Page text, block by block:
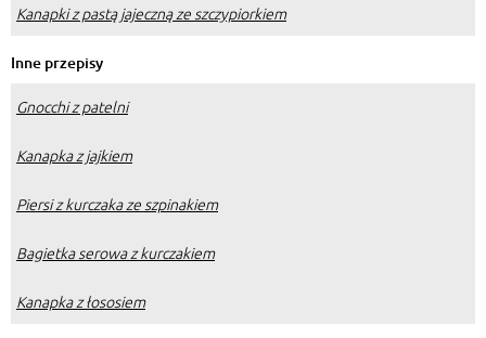
Kanapki z pastą jajeczną ze szczypiorkiem
Inne przepisy
Gnocchi z patelni
Kanapka z jajkiem
Piersi z kurczaka ze szpinakiem
Bagietka serowa z kurczakiem
Kanapka z łososiem